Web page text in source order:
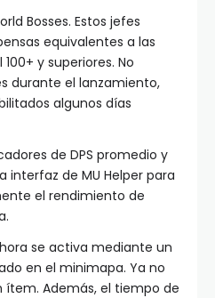
Bosses. Estos jefes
equivalentes a las
y superiores. No
durante el lanzamiento,
algunos días
de DPS promedio y
interfaz de MU Helper para
el rendimiento de
se activa mediante un
en el minimapa. Ya no
ítem. Además, el tiempo de